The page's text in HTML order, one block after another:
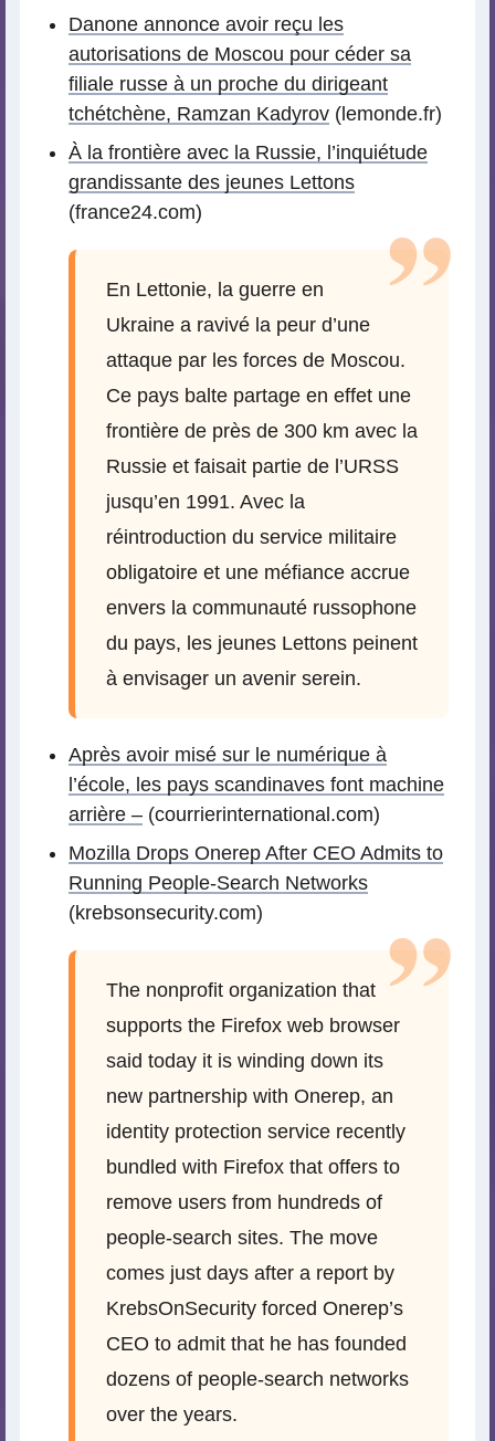
Danone annonce avoir reçu les
autorisations de Moscou pour céder sa
filiale russe à un proche du dirigeant
tchétchène, Ramzan Kadyrov (lemonde.fr)
À la frontière avec la Russie, l’inquiétude
grandissante des jeunes Lettons
(france24.com)
En Lettonie, la guerre en
Ukraine a ravivé la peur d’une
attaque par les forces de Moscou.
Ce pays balte partage en effet une
frontière de près de 300 km avec la
Russie et faisait partie de l’URSS
jusqu’en 1991. Avec la
réintroduction du service militaire
obligatoire et une méfiance accrue
envers la communauté russophone
du pays, les jeunes Lettons peinent
à envisager un avenir serein.
Après avoir misé sur le numérique à
l’école, les pays scandinaves font machine
arrière – (courrierinternational.com)
Mozilla Drops Onerep After CEO Admits to
Running People-Search Networks
(krebsonsecurity.com)
The nonprofit organization that
supports the Firefox web browser
said today it is winding down its
new partnership with Onerep, an
identity protection service recently
bundled with Firefox that offers to
remove users from hundreds of
people-search sites. The move
comes just days after a report by
KrebsOnSecurity forced Onerep’s
CEO to admit that he has founded
dozens of people-search networks
over the years.